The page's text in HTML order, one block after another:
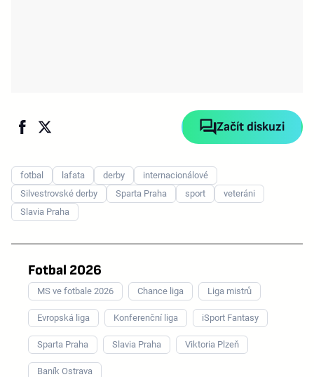
Začít diskuzi
fotbal lafata derby
internacionálové
Silvestrovské derby
Sparta Praha sport
veteráni
Slavia Praha
Fotbal 2026
MS ve fotbale 2026 Chance liga Liga mistrů
Evropská liga Konferenční liga iSport Fantasy
Sparta Praha Slavia Praha Viktoria Plzeň
Baník Ostrava